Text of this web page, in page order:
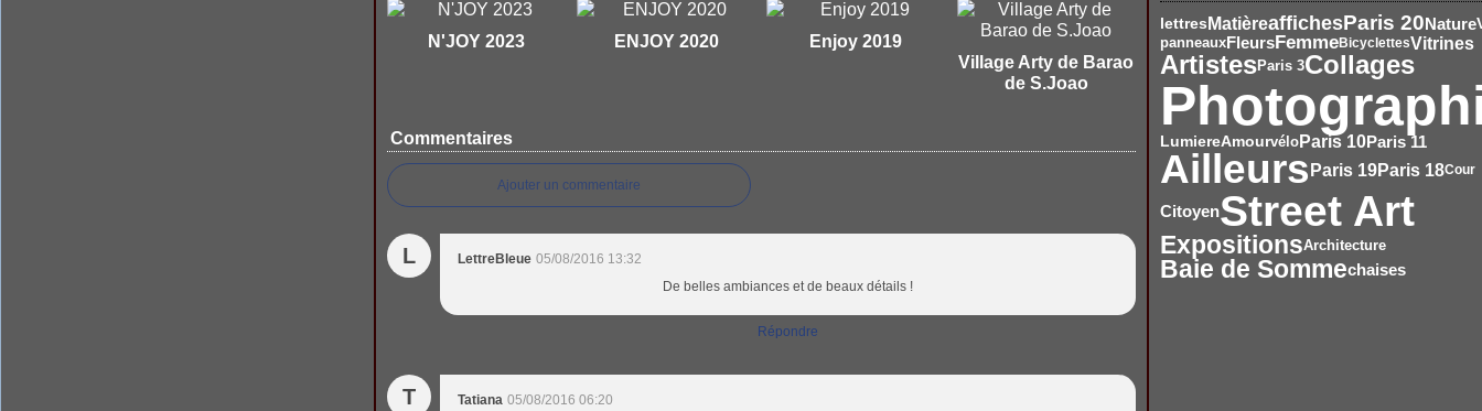
N'JOY 2023 ENJOY 2020
Enjoy 2019
Village Arty de Barao
de S.Joao
Commentaires
Ajouter un commentaire
L LettreBleue 05/08/2016 13:32
De belles ambiances et de beaux détails !
Répondre
T Tatiana 05/08/2016 06:20
lettres MatièreaffichesParis 20Nature
panneauxFleursFemmeBicyclettesVitrines
ArtistesParis 3Collages
LumiereAmourvélo Paris 10Paris 11
AilleursParis 19Paris 18Cour
CitoyenStreet Art
ExpositionsArchitecture
Baie de Sommechaises